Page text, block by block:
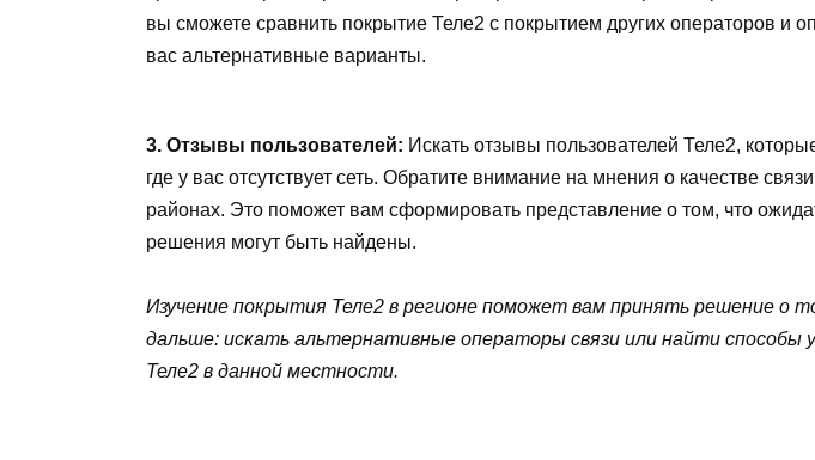
вы сможете сравнить покрытие Теле2 с покрытием других операторов и
вас альтернативные варианты.
3. Отзывы пользователей: Искать отзывы пользователей Теле2,
где у вас отсутствует сеть. Обратите внимание на мнения о качестве
районах. Это поможет вам сформировать представление о том, что
решения могут быть найдены.
Изучение покрытия Теле2 в регионе поможет вам принять решение о
дальше: искать альтернативные операторы связи или найти способы
Теле2 в данной местности.